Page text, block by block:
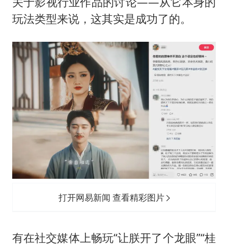
玩法类型来说，这其实是成功了的。
打开网易新闻 查看精彩图片
有在社交媒体上畅玩“让朕开了个龙眼”“桂